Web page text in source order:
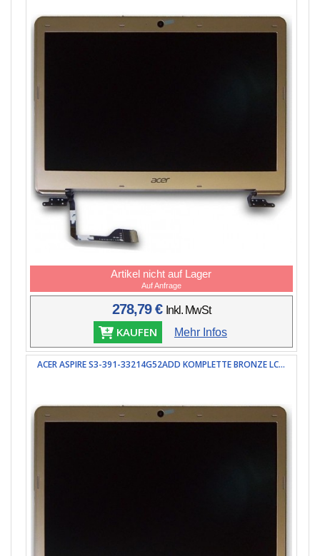
Artikel nicht auf Lager
Auf Anfrage
278,79 € Inkl. MwSt
KAUFEN Mehr Infos
ACER ASPIRE S3-391-33214G52ADD KOMPLETTE BRONZE LC...